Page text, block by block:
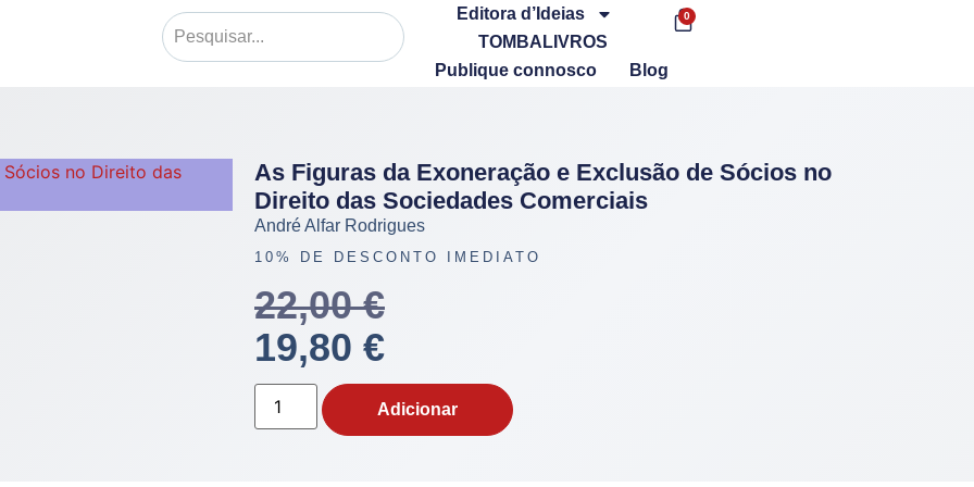
Editora d’Ideias
TOMBALIVROS
Publique connosco
Blog
0
As Figuras da Exoneração e Exclusão de Sócios no
Direito das Sociedades Comerciais
André Alfar Rodrigues
10% DE DESCONTO IMEDIATO
22,00€
19,80 €
Adicionar